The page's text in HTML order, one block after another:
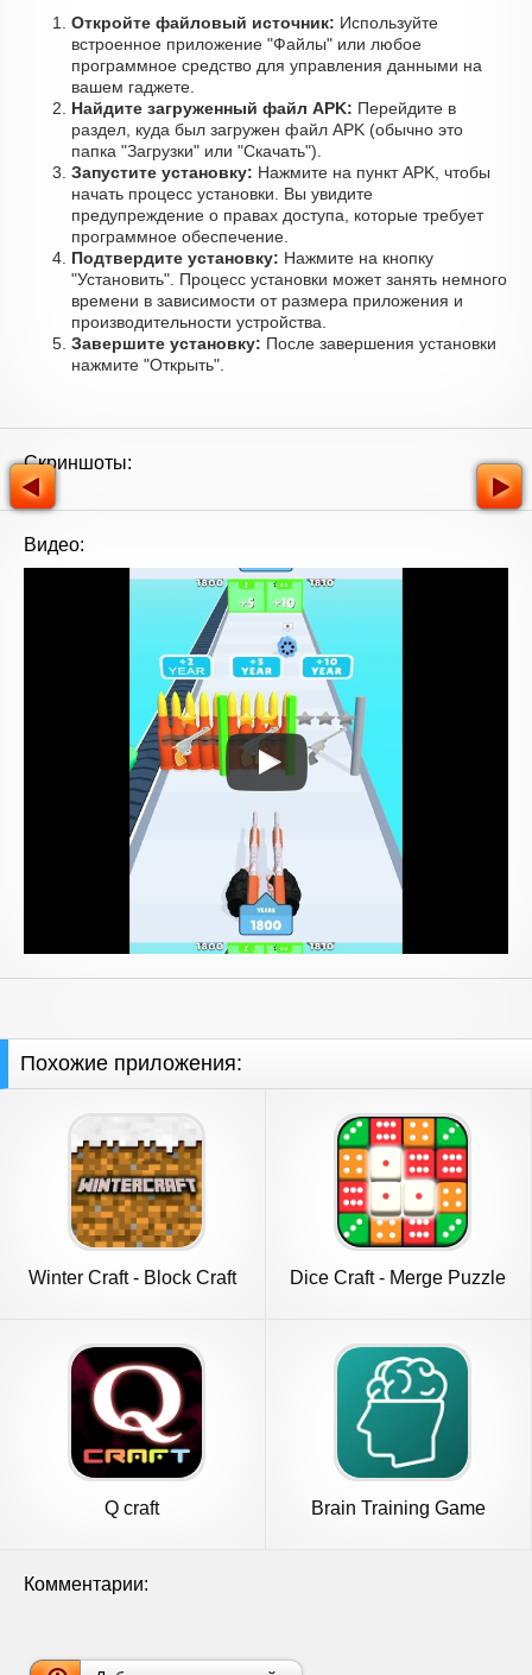
Откройте файловый источник: Используйте
встроенное приложение "Файлы" или любое
программное средство для управления данными на
вашем гаджете.
Найдите загруженный файл APK: Перейдите в
раздел, куда был загружен файл APK (обычно это
папка "Загрузки" или "Скачать").
Запустите установку: Нажмите на пункт APK, чтобы
начать процесс установки. Вы увидите
предупреждение о правах доступа, которые требует
программное обеспечение.
Подтвердите установку: Нажмите на кнопку
"Установить". Процесс установки может занять немного
времени в зависимости от размера приложения и
производительности устройства.
Завершите установку: После завершения установки
нажмите "Открыть".
Скриншоты:
Видео:
Похожие приложения:
Winter Craft - Block Craft Dice Craft - Merge Puzzle
Q craft Brain Training Game
Комментарии: